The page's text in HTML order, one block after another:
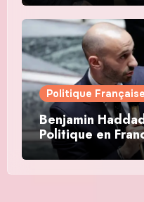
Politique Française
Benjamin
Politique en